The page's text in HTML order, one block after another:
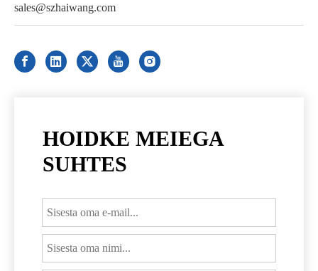
sales@szhaiwang.com
HOIDKE MEIEGA
SUHTES